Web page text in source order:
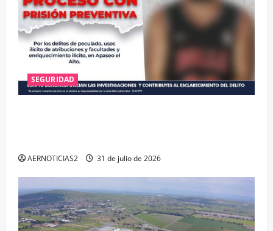
SEGURIDAD
AERNOTICIAS2 31 de julio de 2026